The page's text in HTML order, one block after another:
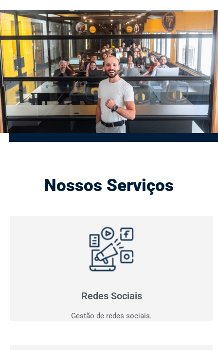
Nossos Serviços
Redes Sociais
Gestão de redes sociais.
Gestão de Redes Sociais
Otimizamos resultados! Fazemos o planejamento,